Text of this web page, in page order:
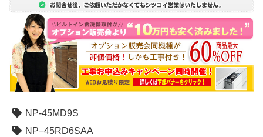
NP-45MD9S
NP−45RD6SAA